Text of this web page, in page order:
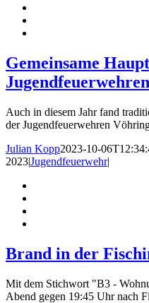
Gemeinsame
Auch in diesem Jahr fand
der Jugendfeuerwehren
Julian Kopp2023-10-
2023|Jugendfeuerwehr|
Brand in der
Mit dem Stichwort "B3 -
Abend gegen 19:45 Uhr nach